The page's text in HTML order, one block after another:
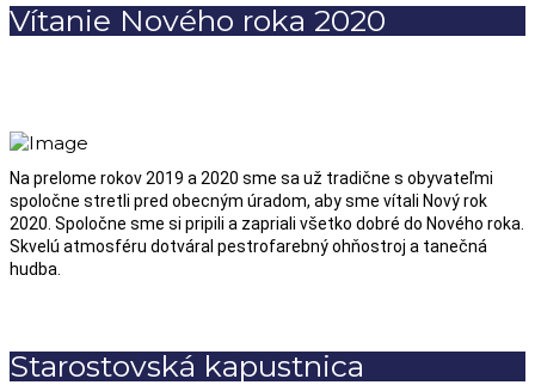
Vítanie Nového roka 2020
Na prelome rokov 2019 a 2020 sme sa už tradične s obyvateľmi
spoločne stretli pred obecným úradom, aby sme vítali Nový rok
2020. Spoločne sme si pripili a zapriali všetko dobré do Nového roka.
Skvelú atmosféru dotváral pestrofarebný ohňostroj a tanečná
hudba.
Starostovská kapustnica